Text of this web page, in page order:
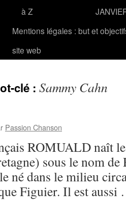
à Z
Mentions légales : but et
site web
clé : Sammy Cahn
Passion Chanson
ROMUALD naît
sous le nom
né dans le milieu
Figuier. Il est